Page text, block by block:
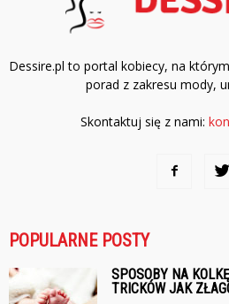
Dessire.pl to portal kobiecy, na
porad z zakresu mody,
Skontaktuj się z nami:
POPULARNE POSTY
SPOSOBY NA
TRICKÓW JAK